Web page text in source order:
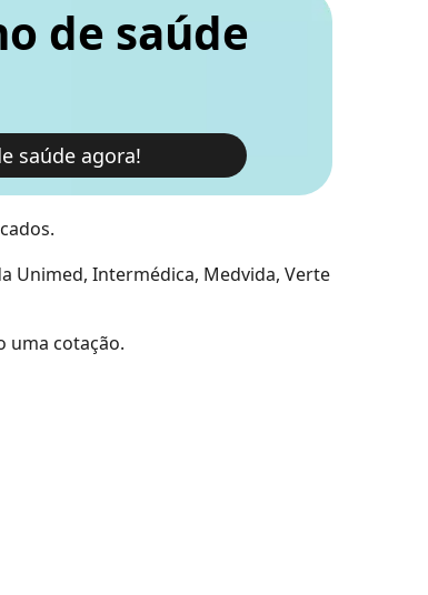
de saúde
saúde agora!
Unimed,Intermédica, Medvida,Verte
uma cotação.